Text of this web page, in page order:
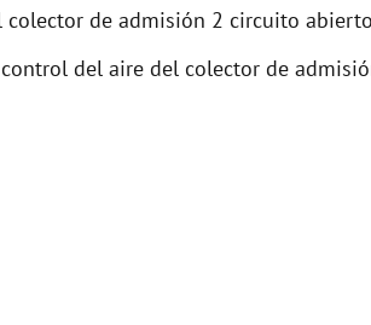
de admisión 2 circuito abierto
del aire del colector de